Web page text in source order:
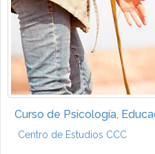
Curso de Psicología,
Centro de Estudios CCC